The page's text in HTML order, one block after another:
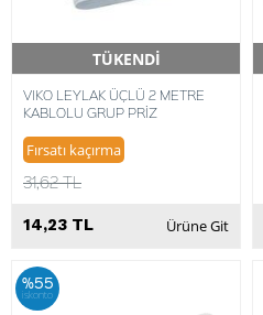
TÜKENDİ
Hızlı Teslimat
VIKO LEYLAK ÜÇLÜ 2 METRE
KABLOLU GRUP PRİZ
Fırsatı kaçırma
31,62 TL
14,23 TL Ürüne Git
%55
iskonto